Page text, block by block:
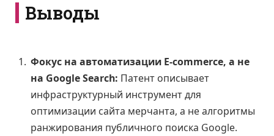
Выводы
Фокус на автоматизации E-commerce, а не
на Google Search: Патент описывает
инфраструктурный инструмент для
оптимизации сайта мерчанта, а не алгоритмы
ранжирования публичного поиска Google.